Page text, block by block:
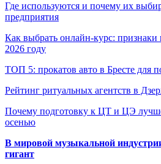
Где используются и почему их
предприятия
Как выбрать онлайн-курс: признаки
2026 году
ТОП 5: прокатов авто в Бресте для
Рейтинг ритуальных агентств в
Почему подготовку к ЦТ и ЦЭ
осенью
В мировой музыкальной
гигант